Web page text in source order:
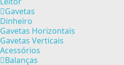
Gavetas
Dinheiro
Gavetas Horizontais
Gavetas Verticais
Acessórios
Balanças